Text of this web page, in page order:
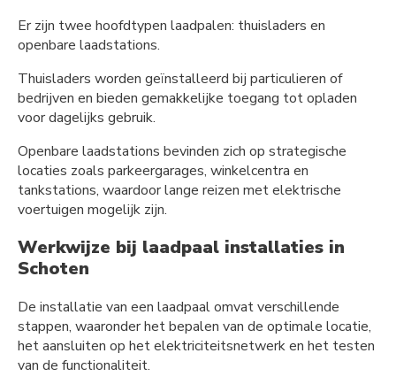
Er zijn twee hoofdtypen laadpalen: thuisladers en
openbare laadstations.
Thuisladers worden geïnstalleerd bij particulieren of
bedrijven en bieden gemakkelijke toegang tot opladen
voor dagelijks gebruik.
Openbare laadstations bevinden zich op strategische
locaties zoals parkeergarages, winkelcentra en
tankstations, waardoor lange reizen met elektrische
voertuigen mogelijk zijn.
Werkwijze bij laadpaal installaties in
Schoten
De installatie van een laadpaal omvat verschillende
stappen, waaronder het bepalen van de optimale locatie,
het aansluiten op het elektriciteitsnetwerk en het testen
van de functionaliteit.